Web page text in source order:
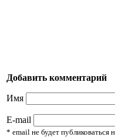
Добавить комментарий
Имя
E-mail
* email не будет публиковаться